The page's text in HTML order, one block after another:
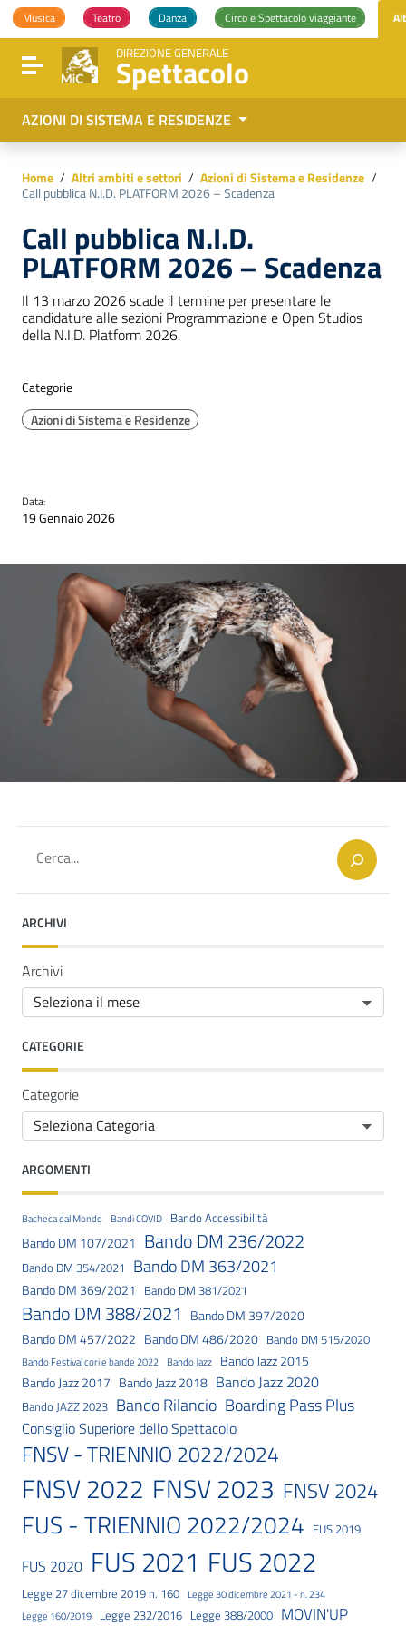
Vai ai contenuti
Vai al menu di navigazione
Vai al footer
Musica Teatro Danza Circo e Spettacolo viaggiante
Attiva / disattiva la navigazione
DIREZIONE GENERALE
Spettacolo
AZIONI DI SISTEMA E RESIDENZE
Home / Altri ambiti e settori / Azioni di Sistema e Residenze /
Call pubblica N.I.D. PLATFORM 2026 – Scadenza
Call pubblica N.I.D.
PLATFORM 2026 – Scadenza
Il 13 marzo 2026 scade il termine per presentare le
candidature alle sezioni Programmazione e Open Studios
della N.I.D. Platform 2026.
Categorie
Azioni di Sistema e Residenze
Data:
19 Gennaio 2026
Cerca
ARCHIVI
Archivi
CATEGORIE
Categorie
ARGOMENTI
Bacheca dal Mondo Bandi COVID Bando Accessibilità
Bando DM 107/2021 Bando DM 236/2022
Bando DM 354/2021 Bando DM 363/2021
Bando DM 369/2021 Bando DM 381/2021
Bando DM 388/2021 Bando DM 397/2020
Bando DM 457/2022 Bando DM 486/2020 Bando DM 515/2020
Bando Festival cori e bande 2022 Bando Jazz
Bando Jazz 2015
Bando Jazz 2017 Bando Jazz 2018 Bando Jazz 2020
Bando JAZZ 2023 Bando Rilancio Boarding Pass Plus
Consiglio Superiore dello Spettacolo
FNSV - TRIENNIO 2022/2024
FNSV 2022 FNSV 2023 FNSV 2024
FUS - TRIENNIO 2022/2024 FUS 2019
FUS 2020 FUS 2021 FUS 2022
Legge 27 dicembre 2019 n. 160
Legge 30 dicembre 2021 - n. 234
Legge 160/2019
Legge 232/2016 Legge 388/2000 MOVIN'UP